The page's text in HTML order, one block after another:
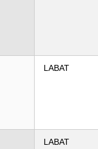
LABAT
LABAT